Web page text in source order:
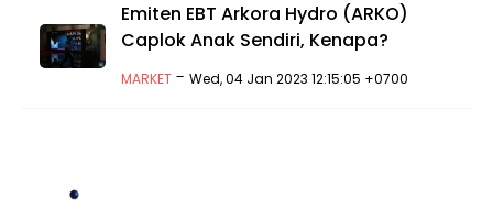
Emiten EBT Arkora Hydro (ARKO)
Caplok Anak Sendiri, Kenapa?
MARKET- Wed, 04 Jan 2023 12:15:05 +0700